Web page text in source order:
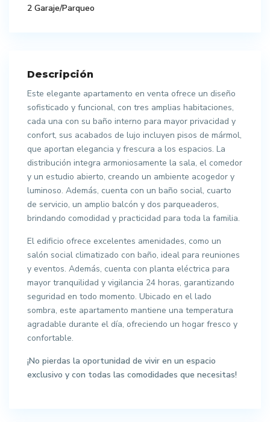
2 Garaje/Parqueo
Descripción
Este elegante apartamento en venta ofrece un diseño
sofisticado y funcional, con tres amplias habitaciones,
cada una con su baño interno para mayor privacidad y
confort, sus acabados de lujo incluyen pisos de mármol,
que aportan elegancia y frescura a los espacios. La
distribución integra armoniosamente la sala, el comedor
y un estudio abierto, creando un ambiente acogedor y
luminoso. Además, cuenta con un baño social, cuarto
de servicio, un amplio balcón y dos parqueaderos,
brindando comodidad y practicidad para toda la familia.
El edificio ofrece excelentes amenidades, como un
salón social climatizado con baño, ideal para reuniones
y eventos. Además, cuenta con planta eléctrica para
mayor tranquilidad y vigilancia 24 horas, garantizando
seguridad en todo momento. Ubicado en el lado
sombra, este apartamento mantiene una temperatura
agradable durante el día, ofreciendo un hogar fresco y
confortable.
¡No pierdas la oportunidad de vivir en un espacio
exclusivo y con todas las comodidades que necesitas!